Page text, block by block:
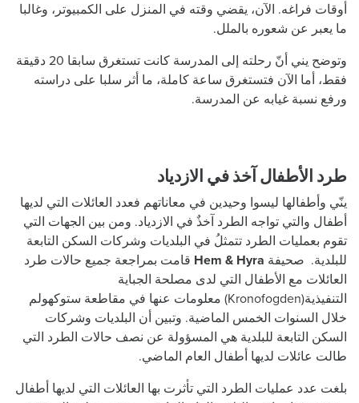
أوقات فراغه. الآن، يقضي وقته في المنزل على الكمبيوتر، وغالبا
ما يعبر عن شعوره بالملل.
وتوضح يني أنّ رحلته إلى المدرسة كانت تستغرق سابقا 20 دقيقة
فقط، أما الآن فتستغرق ساعة كاملة، ما أثر سلبا على دراسته
ورفع نسبة غيابه عن المدرسة.
طرد الأطفال آخذ في الازدياد
ينّي وأطفالها ليسوا وحيدين في معاناتهم فعدد العائلات التي لديها
أطفال والتي تواجه الطرد آخذٌ في الازدياد. ومن بين الجهات التي
تقوم بعمليات الطرد تتمثلُ في البلديات وشركات السكن التابعة
للبلدية. صحيفة Hem & Hyra قامت بمراجعة جميع حالات طرد
العائلات مع الأطفال التي لدى مصلحة الجباية
التنفيذية(Kronofogden) معلومات عنها في مقاطعة ستوكهولم
خلال السنوات الخمس الماضية. وتبين أن البلديات وشركات
السكن التابعة للبلدية هي المسؤولة عن نصف حالات الطرد التي
طالت عائلات لديها أطفال العام الماضي.
بلغت عدد عمليات الطرد التي تأثرت بها العائلات التي لديها أطفال